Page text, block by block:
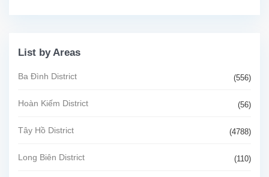
List by Areas
Ba Đình District (556)
Hoàn Kiếm District (56)
Tây Hồ District (4788)
Long Biên District (110)